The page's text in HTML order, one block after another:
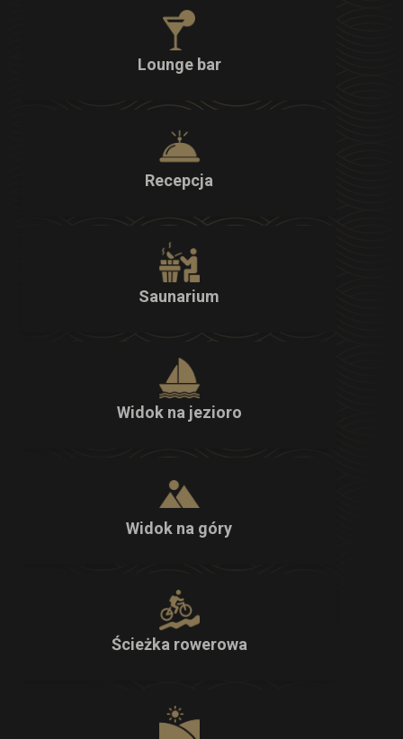
Lounge bar
Recepcja
Saunarium
Widok na jezioro
Widok na góry
Ścieżka rowerowa